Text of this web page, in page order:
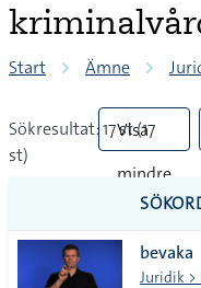
Start Ämne
Sökresultat: 17 st (17
st)
Visa
mindre
tecken
bevaka
Juridik